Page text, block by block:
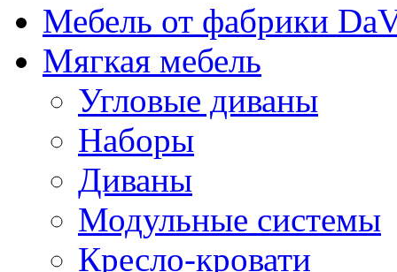
Мебель от фабрики
Мягкая мебель
Угловые диваны
Наборы
Диваны
Модульные системы
Кресло-кровати